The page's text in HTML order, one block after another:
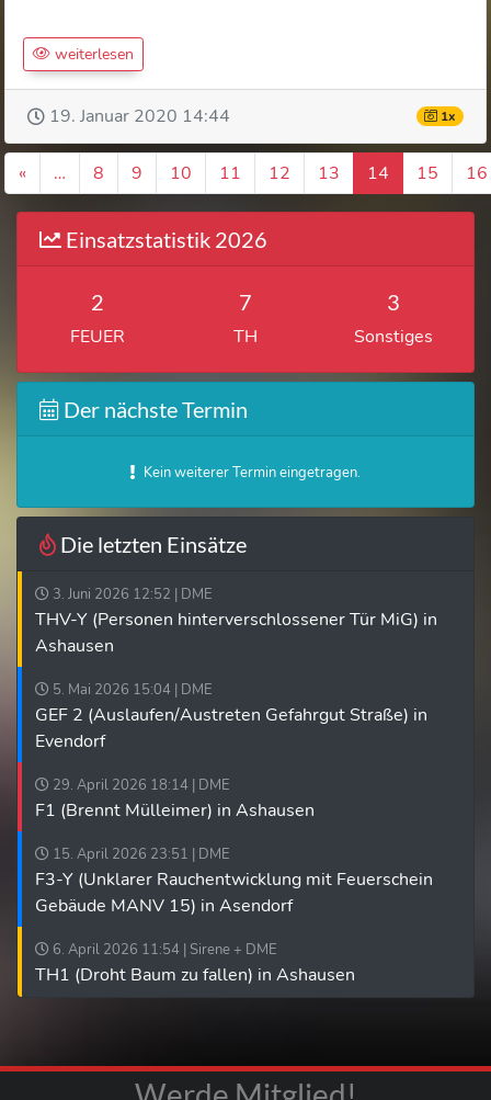
weiterlesen
19. Januar 2020 14:44 1x
« … 8 9 10 11 12 13 14 15 16
Einsatzstatistik 2026
2
FEUER
7
TH
3
Sonstiges
Der nächste Termin
Kein weiterer Termin eingetragen.
Die letzten Einsätze
3. Juni 2026 12:52 | DME
THV-Y (Personen hinterverschlossener Tür MiG) in
Ashausen
5. Mai 2026 15:04 | DME
GEF 2 (Auslaufen/Austreten Gefahrgut Straße) in
Evendorf
29. April 2026 18:14 | DME
F1 (Brennt Mülleimer) in Ashausen
15. April 2026 23:51 | DME
F3-Y (Unklarer Rauchentwicklung mit Feuerschein
Gebäude MANV 15) in Asendorf
6. April 2026 11:54 | Sirene + DME
TH1 (Droht Baum zu fallen) in Ashausen